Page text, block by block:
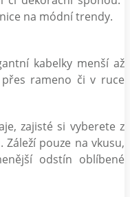
na módní trendy.
kabelky menší až
rameno či v ruce
zajisté si vyberete z
pouze na vkusu,
odstín oblíbené